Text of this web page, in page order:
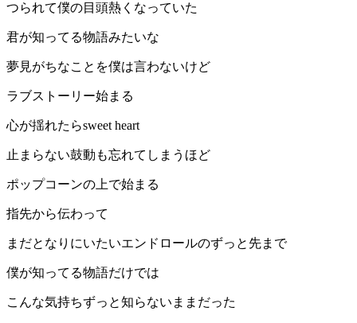
つられて僕の目頭熱くなっていた
君が知ってる物語みたいな
夢見がちなことを僕は言わないけど
ラブストーリー始まる
心が揺れたらsweet heart
止まらない鼓動も忘れてしまうほど
ポップコーンの上で始まる
指先から伝わって
まだとなりにいたいエンドロールのずっと先まで
僕が知ってる物語だけでは
こんな気持ちずっと知らないままだった